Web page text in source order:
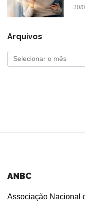
30/
Arquivos
ANBC
Associação Nacional